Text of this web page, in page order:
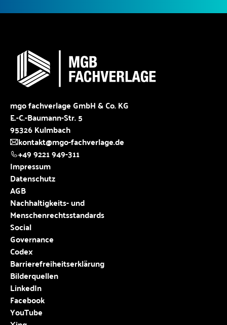
mgo fachverlage GmbH & Co. KG
E.-C.-Baumann-Str. 5
95326 Kulmbach
kontakt@mgo-fachverlage.de
+49 9221 949-311
Impressum
Datenschutz
AGB
Nachhaltigkeits- und
Menschenrechtsstandards
Social
Governance
Codex
Barrierefreiheitserklärung
Bilderquellen
LinkedIn
Facebook
YouTube